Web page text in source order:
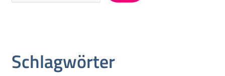
Schlagwörter